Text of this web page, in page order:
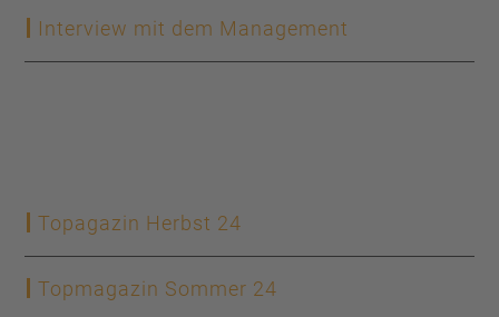
Interview mit dem Management
Topagazin Herbst 24
Topmagazin Sommer 24